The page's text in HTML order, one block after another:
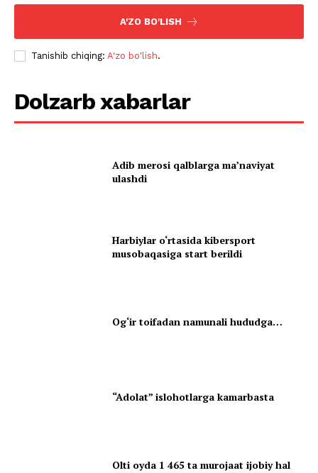
A'ZO BO'LISH
Tanishib chiqing: A'zo bo'lish.
Dolzarb xabarlar
Adib merosi qalblarga maʼnaviyat
ulashdi
Harbiylar o‘rtasida kibersport
musobaqasiga start berildi
Og‘ir toifadan namunali hududga…
“Adolat” islohotlarga kamarbasta
Olti oyda 1 465 ta murojaat ijobiy hal